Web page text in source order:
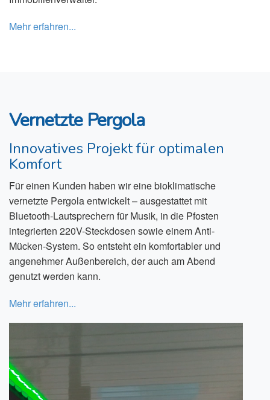
Mehr erfahren...
Vernetzte Pergola
Innovatives Projekt für optimalen
Komfort
Für einen Kunden haben wir eine bioklimatische
vernetzte Pergola entwickelt – ausgestattet mit
Bluetooth-Lautsprechern für Musik, in die Pfosten
integrierten 220V-Steckdosen sowie einem Anti-
Mücken-System. So entsteht ein komfortabler und
angenehmer Außenbereich, der auch am Abend
genutzt werden kann.
Mehr erfahren...